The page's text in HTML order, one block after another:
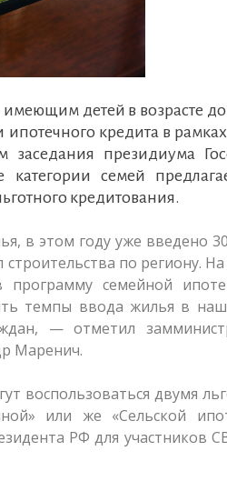
детей в возрасте до
кредита в
президиума
семей
кредитования.
в этом году уже введено
по региону.
семейной
темпы ввода жилья в
— отметил
Маренич.
воспользоваться двумя
или же «Сельской
РФ для участников